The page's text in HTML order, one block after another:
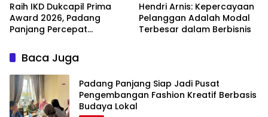
Raih IKD Dukcapil Prima
Award 2026, Padang
Panjang Percepat
Publik
Hendri Arnis: Kepercayaan
Pelanggan Adalah Modal
Terbesar dalam Berbisnis
Baca Juga
Padang Panjang Siap Jadi Pusat
Pengembangan Fashion Kreatif Berbasis
Budaya Lokal